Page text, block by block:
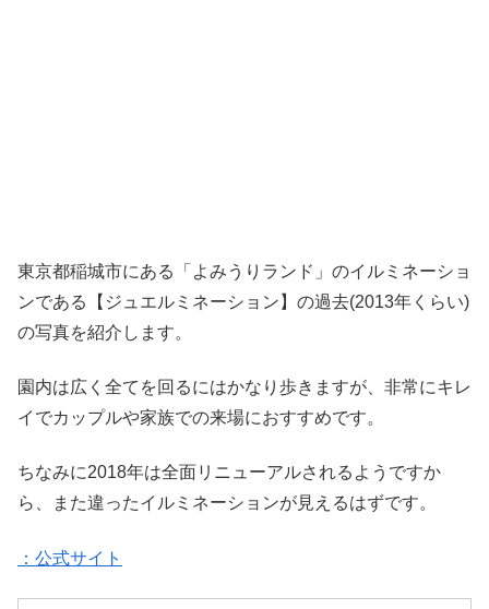
東京都稲城市にある「よみうりランド」のイルミネーショ
ンである【ジュエルミネーション】の過去(2013年くらい)
の写真を紹介します。
園内は広く全てを回るにはかなり歩きますが、非常にキレ
イでカップルや家族での来場におすすめです。
ちなみに2018年は全面リニューアルされるようですか
ら、また違ったイルミネーションが見えるはずです。
：公式サイト